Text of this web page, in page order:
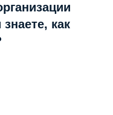
как